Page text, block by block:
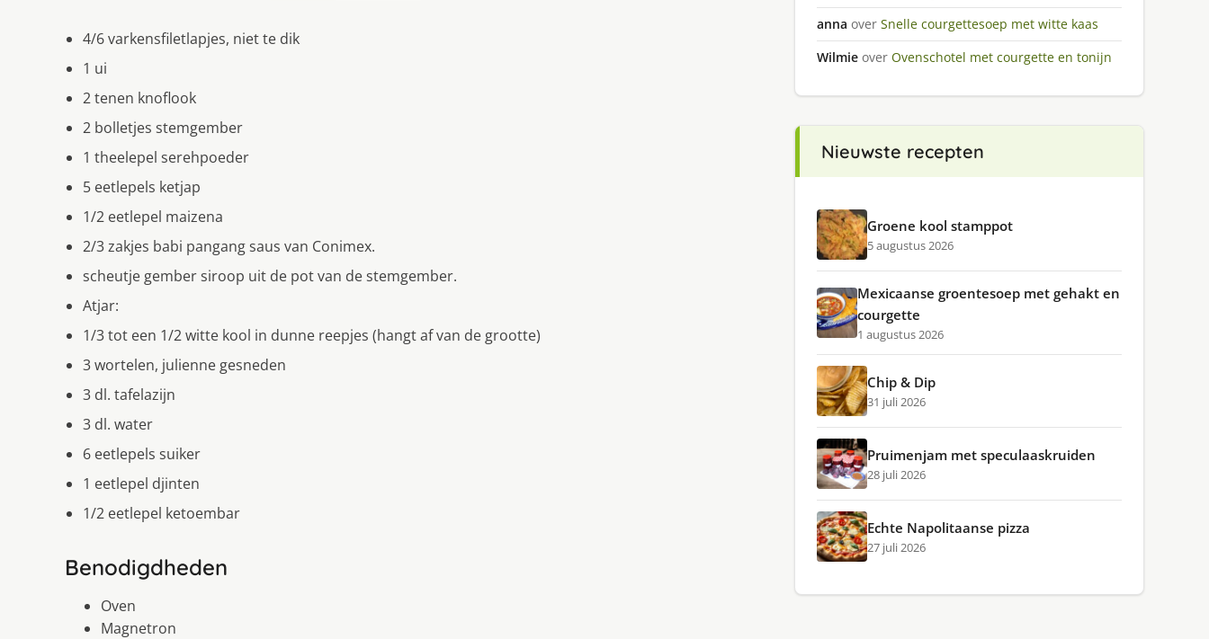
4/6 varkensfiletlapjes, niet te dik
1 ui
2 tenen knoflook
2 bolletjes stemgember
1 theelepel serehpoeder
5 eetlepels ketjap
1/2 eetlepel maizena
2/3 zakjes babi pangang saus van Conimex.
scheutje gember siroop uit de pot van de stemgember.
Atjar:
1/3 tot een 1/2 witte kool in dunne reepjes (hangt af van de grootte)
3 wortelen, julienne gesneden
3 dl. tafelazijn
3 dl. water
6 eetlepels suiker
1 eetlepel djinten
1/2 eetlepel ketoembar
Benodigdheden
Oven
Magnetron
anna over Snelle courgettesoep met witte kaas
Wilmie over Ovenschotel met courgette en tonijn
Nieuwste recepten
Groene kool stamppot
5 augustus 2026
Mexicaanse groentesoep met gehakt en
courgette
1 augustus 2026
Chip & Dip
31 juli 2026
Pruimenjam met speculaaskruiden
28 juli 2026
Echte Napolitaanse pizza
27 juli 2026